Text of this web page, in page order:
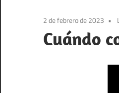
2 de febrero de 2023
Cuándo